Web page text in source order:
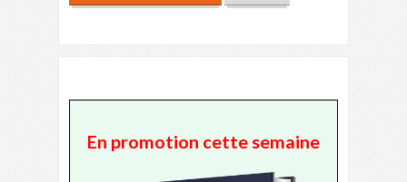
En promotion cette semaine